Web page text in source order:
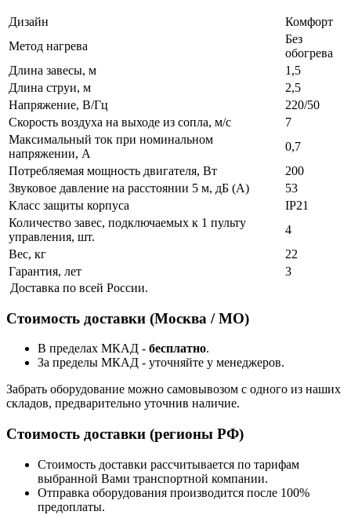
Дизайн
Комфорт
Метод нагрева
Без
обогрева
Длина завесы, м
1,5
Длина струи, м
2,5
Напряжение, В/Гц
220/50
Скорость воздуха на выходе из сопла, м/с
7
Максимальный ток при номинальном
напряжении, А
0,7
Потребляемая мощность двигателя, Вт
200
Звуковое давление на расстоянии 5 м, дБ (А)
53
Класс защиты корпуса
IP21
Количество завес, подключаемых к 1 пульту
управления, шт.
4
Вес, кг
22
Гарантия, лет
3
Доставка по всей России.
Стоимость доставки (Москва / МО)
В пределах МКАД - бесплатно.
За пределы МКАД - уточняйте у менеджеров.
Забрать оборудование можно самовывозом с одного из наших
складов, предварительно уточнив наличие.
Стоимость доставки (регионы РФ)
Стоимость доставки рассчитывается по тарифам
выбранной Вами транспортной компании.
Отправка оборудования производится после 100%
предоплаты.